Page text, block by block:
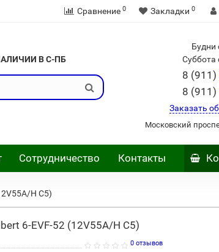
Сравнение 0 Закладки 0
В С-ПБ
Будни
Суббота
8 (911)
8 (911)
Заказать
Московский
Сотрудничество Контакты
H C5)
6-EVF-52 (12V55A/H C5)
0 отзывов